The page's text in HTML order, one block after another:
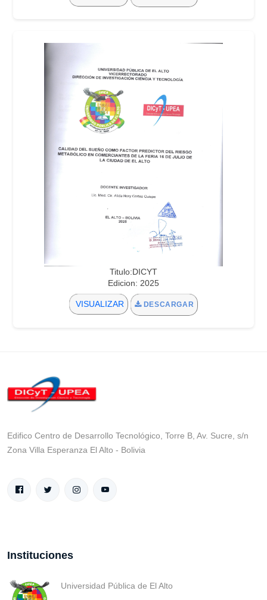
Titulo:DICYT
Edicion: 2025
VISUALIZAR DESCARGAR
Edifico Centro de Desarrollo Tecnológico, Torre B, Av. Sucre, s/n
Zona Villa Esperanza El Alto - Bolivia
Instituciones
Universidad Pública de El Alto